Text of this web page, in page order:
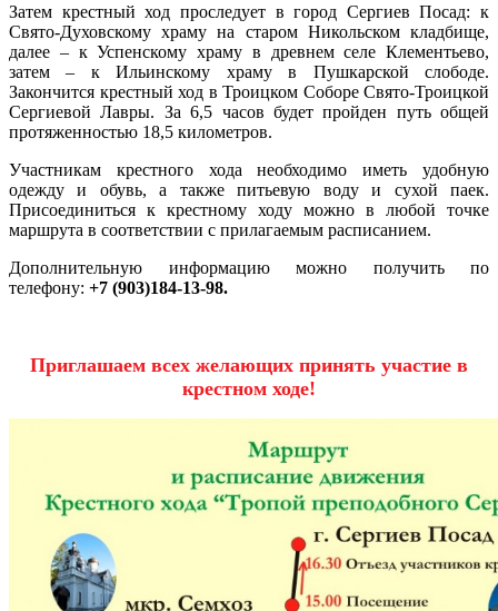
Затем крестный ход проследует в город Сергиев Посад: к
Свято-Духовскому храму на старом Никольском кладбище,
далее – к Успенскому храму в древнем селе Клементьево,
затем – к Ильинскому храму в Пушкарской слободе.
Закончится крестный ход в Троицком Соборе Свято-Троицкой
Сергиевой Лавры. За 6,5 часов будет пройден путь общей
протяженностью 18,5 километров.
Участникам крестного хода необходимо иметь удобную
одежду и обувь, а также питьевую воду и сухой паек.
Присоединиться к крестному ходу можно в любой точке
маршрута в соответствии с прилагаемым расписанием.
Дополнительную информацию можно получить по
телефону: +7 (903)184-13-98.
Приглашаем всех желающих принять участие в
крестном ходе!